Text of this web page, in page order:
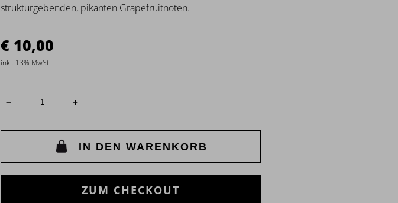
strukturgebenden, pikanten Grapefruitnoten.
10,00
inkl. 13% MwSt.
IN DEN WARENKORB
ZUM CHECKOUT